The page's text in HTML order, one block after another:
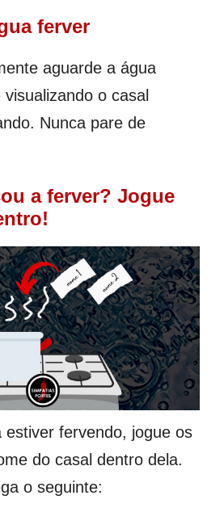
ferver
aguarde a água
o casal
Nunca pare de
a ferver? Jogue
estiver fervendo, jogue os
do casal dentro dela.
o seguinte: